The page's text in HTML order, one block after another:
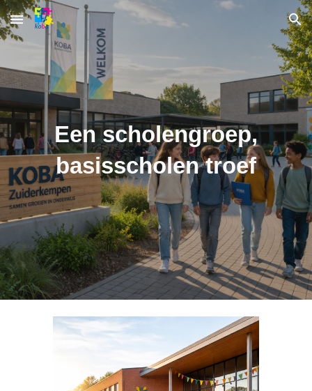
Skip to main content Skip to navigation
Een scholengroep,
basisscholen troef